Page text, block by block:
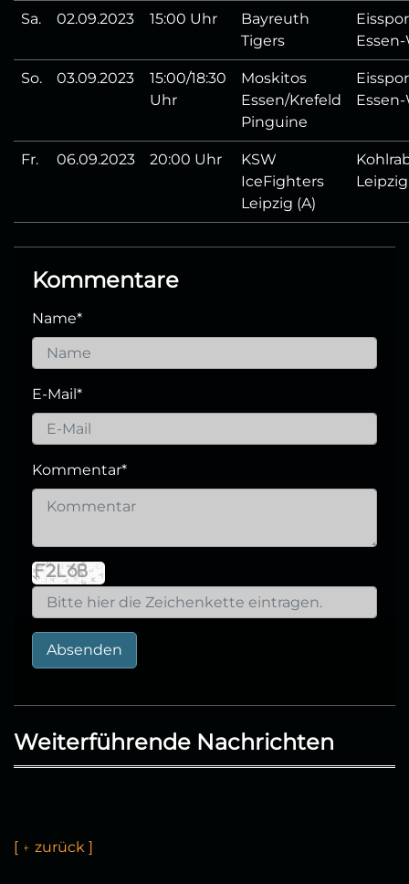
Sa. 02.09.2023 15:00 Uhr
Bayreuth
Tigers
So. 03.09.2023
15:00/18:30
Uhr
Moskitos
Essen/Krefeld
Pinguine
Fr. 06.09.2023 20:00 Uhr
KSW
IceFighters
Leipzig (A)
Leipzig
Kommentare
Name*
E-Mail*
Kommentar*
Absenden
Weiterführende Nachrichten
[ ← z u ück ]